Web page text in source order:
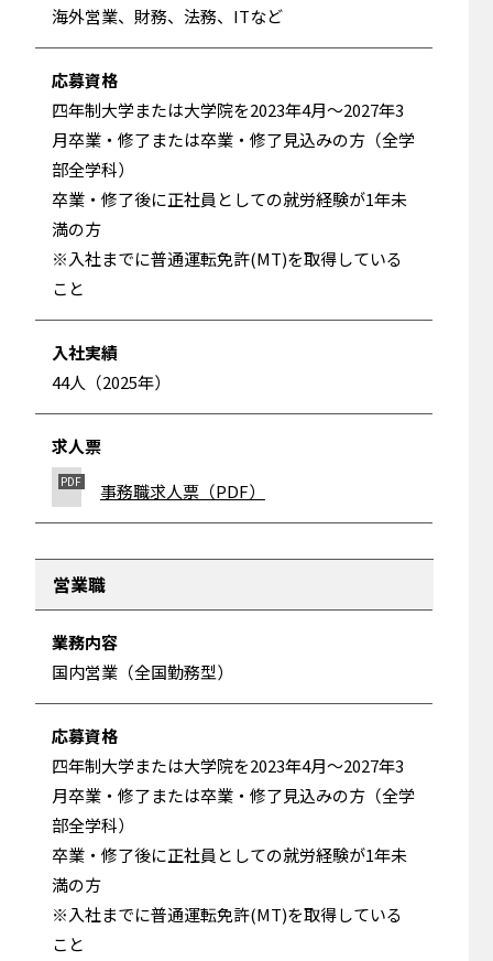
海外営業、財務、法務、ITなど
応募資格
四年制大学または大学院を2023年4月～2027年3
月卒業・修了または卒業・修了見込みの方（全学
部全学科）
卒業・修了後に正社員としての就労経験が1年未
満の方
※入社までに普通運転免許(MT)を取得している
こと
入社実績
44人（2025年）
求人票
事務職求人票（PDF）
営業職
業務内容
国内営業（全国勤務型）
応募資格
四年制大学または大学院を2023年4月～2027年3
月卒業・修了または卒業・修了見込みの方（全学
部全学科）
卒業・修了後に正社員としての就労経験が1年未
満の方
※入社までに普通運転免許(MT)を取得している
こと